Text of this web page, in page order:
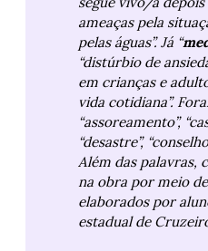
ameaças pela
pelas águas”. Já “
“distúrbio de
em crianças e
vida cotidiana”.
“assoreamento”,
“desastre”,
Além das palavras,
na obra por meio
elaborados por
estadual de